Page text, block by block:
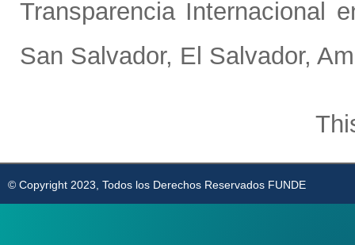
Transparencia Internacional
San Salvador, El Salvador,
© Copyright 2023, Todos los Derechos Reservados FUNDE